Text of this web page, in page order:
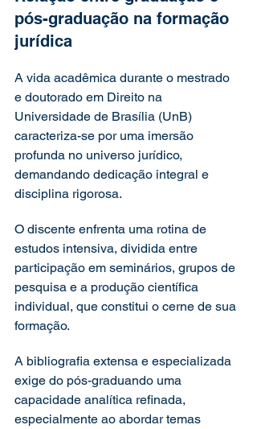
pós-graduação na formação
jurídica
A vida acadêmica durante o mestrado
e doutorado em Direito na
Universidade de Brasília (UnB)
caracteriza-se por uma imersão
profunda no universo jurídico,
demandando dedicação integral e
disciplina rigorosa.
O discente enfrenta uma rotina de
estudos intensiva, dividida entre
participação em seminários, grupos de
pesquisa e a produção científica
individual, que constitui o cerne de sua
formação.
A bibliografia extensa e especializada
exige do pós-graduando uma
capacidade analítica refinada,
especialmente ao abordar temas